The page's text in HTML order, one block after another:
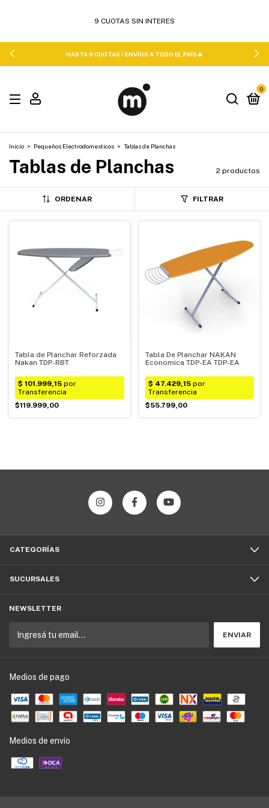
HASTA 9 CUOTAS / ENVÍOS A TODO EL PAÍS🔥
0
Inicio > Pequeños Electrodomesticos > Tablas de Planchas
Tablas de Planchas 2 productos
ORDENAR FILTRAR
Tabla de Planchar Reforzada
Nakan TDP-RBT
$119.999,00
Tabla De Planchar NAKAN
Economica TDP-EA TDP-EA
$55.799,00
CATEGORÍAS
SUCURSALES
NEWSLETTER
Medios de pago
Medios de envío